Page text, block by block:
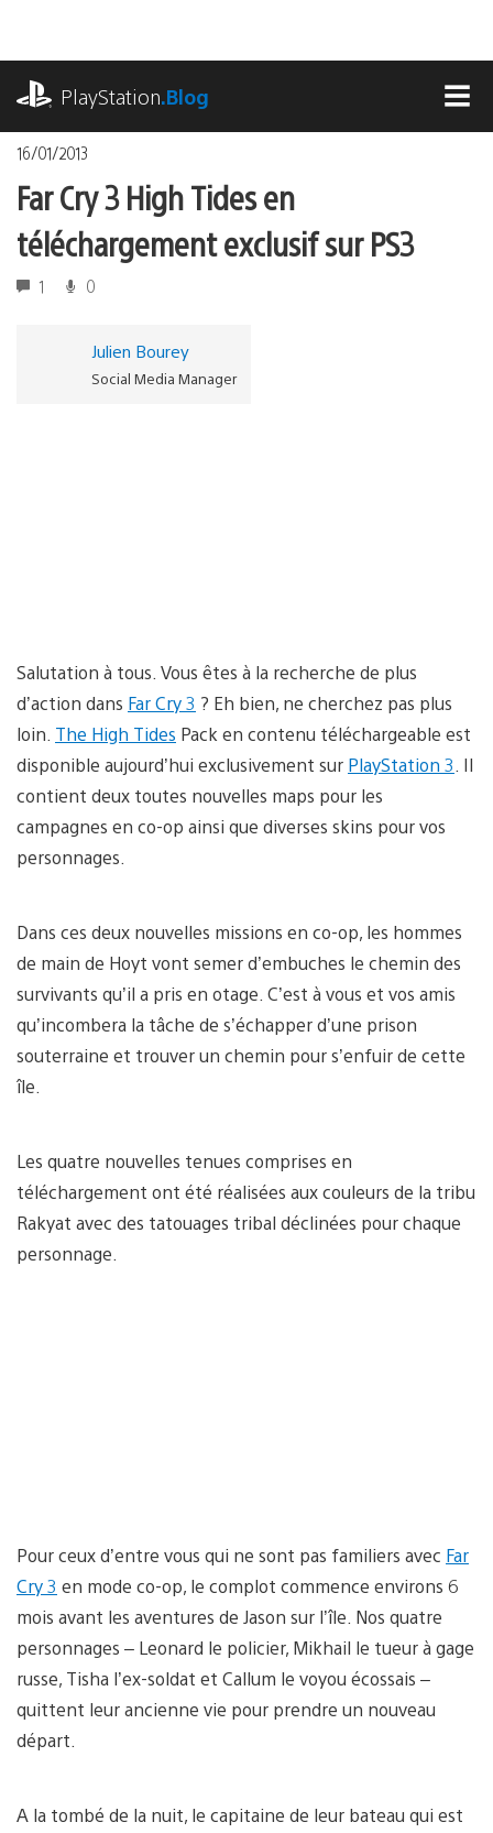
contenu
PlayStation.Blog
16/01/2013
Far Cry 3 High Tides en
téléchargement exclusif sur PS3
1 0
Julien Bourey
Social Media Manager
Salutation à tous. Vous êtes à la recherche de plus
d’action dans Far Cry 3 ? Eh bien, ne cherchez pas plus
loin. The High Tides Pack en contenu téléchargeable est
disponible aujourd’hui exclusivement sur PlayStation 3 . Il
contient deux toutes nouvelles maps pour les
campagnes en co-op ainsi que diverses skins pour vos
personnages.
Dans ces deux nouvelles missions en co-op, les hommes
de main de Hoyt vont semer d’embuches le chemin des
survivants qu’il a pris en otage. C’est à vous et vos amis
qu’incombera la tâche de s’échapper d’une prison
souterraine et trouver un chemin pour s’enfuir de cette
île.
Les quatre nouvelles tenues comprises en
téléchargement ont été réalisées aux couleurs de la tribu
Rakyat avec des tatouages tribal déclinées pour chaque
personnage.
Pour ceux d’entre vous qui ne sont pas familiers avec Far
Cry 3 en mode co-op, le complot commence environs 6
mois avant les aventures de Jason sur l’île. Nos quatre
personnages – Leonard le policier, Mikhail le tueur à gage
russe, Tisha l’ex-soldat et Callum le voyou écossais –
quittent leur ancienne vie pour prendre un nouveau
départ.
A la tombé de la nuit, le capitaine de leur bateau qui est